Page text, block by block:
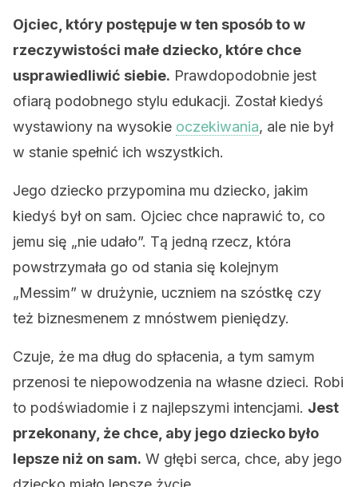
Ojciec, który postępuje w ten sposób to w
rzeczywistości małe dziecko, które chce
usprawiedliwić siebie. Prawdopodobnie jest
ofiarą podobnego stylu edukacji. Został kiedyś
wystawiony na wysokie oczekiwania, ale nie był
w stanie spełnić ich wszystkich.
Jego dziecko przypomina mu dziecko, jakim
kiedyś był on sam. Ojciec chce naprawić to, co
jemu się „nie udało”. Tą jedną rzecz, która
powstrzymała go od stania się kolejnym
„Messim” w drużynie, uczniem na szóstkę czy
też biznesmenem z mnóstwem pieniędzy.
Czuje, że ma dług do spłacenia, a tym samym
przenosi te niepowodzenia na własne dzieci. Robi
to podświadomie i z najlepszymi intencjami. Jest
przekonany, że chce, aby jego dziecko było
lepsze niż on sam. W głębi serca, chce, aby jego